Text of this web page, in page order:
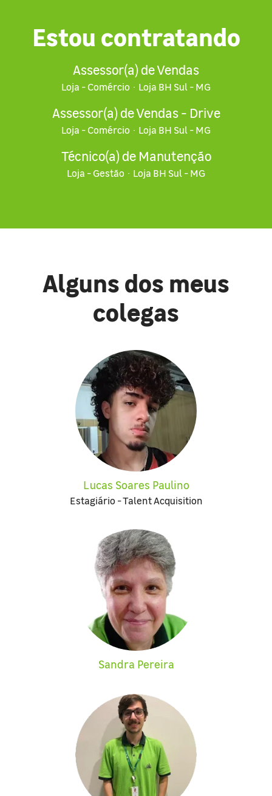
Estou contratando
Assessor(a) de Vendas
Loja - Comércio · Loja BH Sul - MG
Assessor(a) de Vendas - Drive
Loja - Comércio · Loja BH Sul - MG
Técnico(a) de Manutenção
Loja - Gestão · Loja BH Sul - MG
Alguns dos meus
colegas
Lucas Soares Paulino
Estagiário - Talent Acquisition
Sandra Pereira